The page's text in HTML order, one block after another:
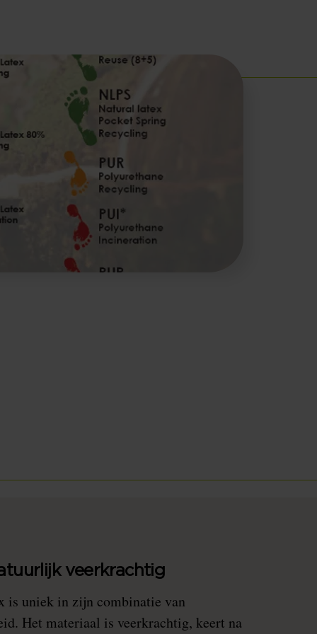
veerkrachtig
is uniek in zijn combinatie van
Het materiaal is veerkrachtig, keert na